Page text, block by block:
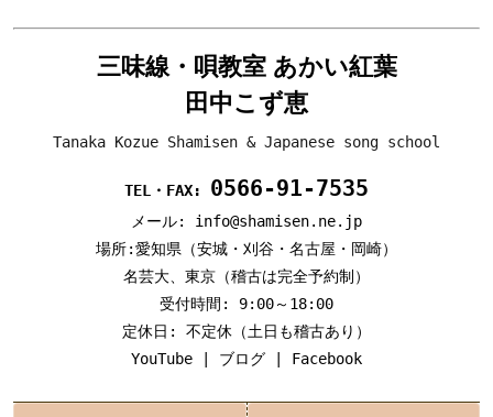
三味線・唄教室 あかい紅葉
田中こず恵
Tanaka Kozue Shamisen & Japanese song school
TEL・FAX: 0566-91-7535
メール: info@shamisen.ne.jp
場所:愛知県（安城・刈谷・名古屋・岡崎）
名芸大、東京（稽古は完全予約制）
受付時間: 9:00～18:00
定休日: 不定休（土日も稽古あり）
YouTube
ブログ Facebook